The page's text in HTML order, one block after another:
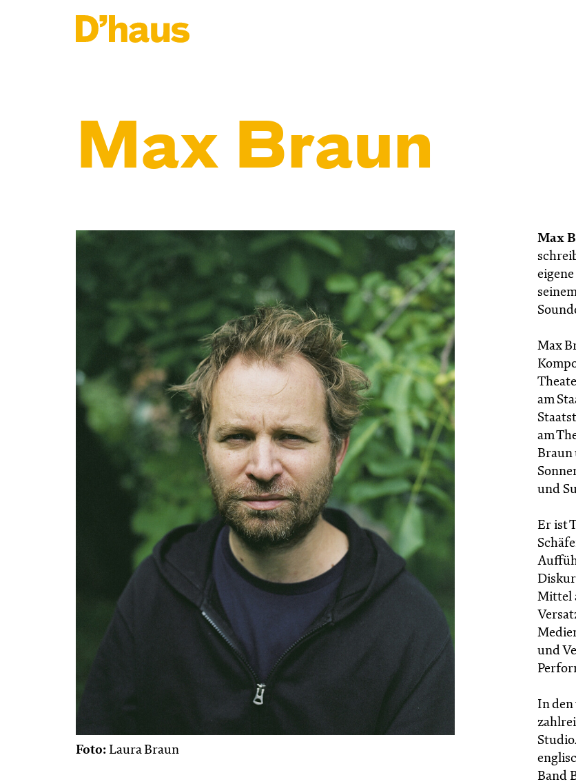
Max Braun
Foto: Laura Braun
Max
Max
am
am
Braun
und
Er ist
Mittel
und
In den
Band